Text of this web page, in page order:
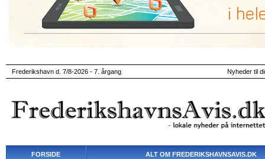
Frederikshavn d. 7/8-2026 - 7. årgang Nyheder til
FORSIDE ALT OM FREDERIKSHAVNSAVIS.DK